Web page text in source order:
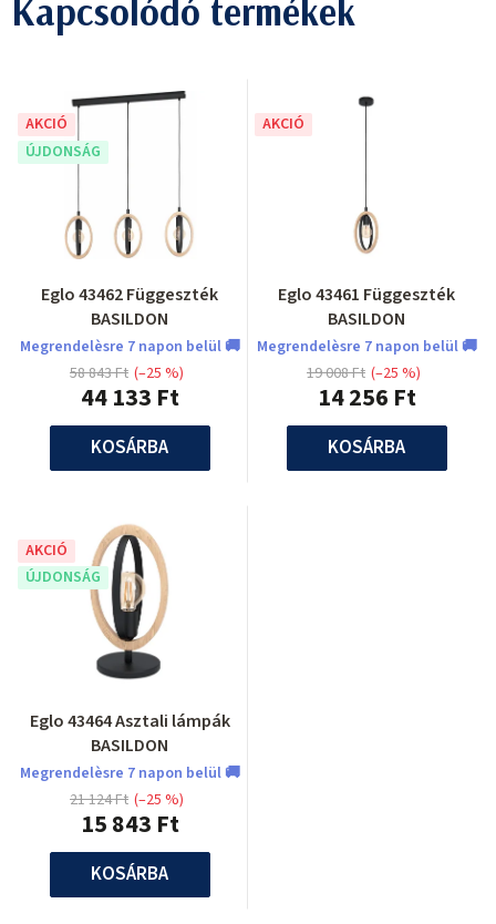
Kapcsolódó termékek
AKCIÓ
ÚJDONSÁG
Eglo 43462 Függeszték
BASILDON
Megrendelèsre 7 napon belül 🚚
44 133 Ft
58 843 Ft (–25 %)
KOSÁRBA
AKCIÓ
Eglo 43461 Függeszték
BASILDON
Megrendelèsre 7 napon belül 🚚
14 256 Ft
19 008 Ft (–25 %)
KOSÁRBA
AKCIÓ
ÚJDONSÁG
Eglo 43464 Asztali lámpák
BASILDON
Megrendelèsre 7 napon belül 🚚
15 843 Ft
21 124 Ft (–25 %)
KOSÁRBA